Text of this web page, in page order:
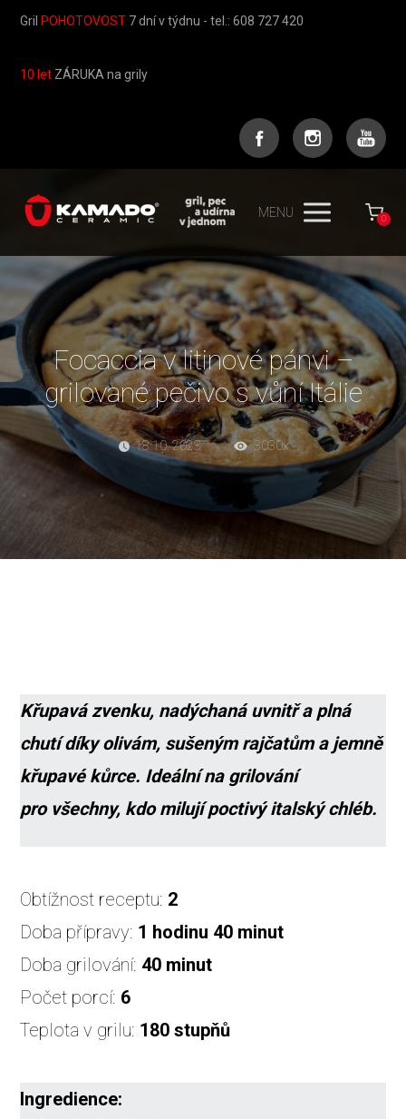
Gril POHOTOVOST 7 dní v týdnu - tel.: 608 727 420
10 let ZÁRUKA na grily
MENU 0
Focaccia v litinové pánvi –
grilované pečivo s vůní Itálie
18.10. 2023 3030x
Křupavá zvenku, nadýchaná uvnitř a plná
chutí díky olivám, sušeným rajčatům a jemně
křupavé kůrce. Ideální na grilování
pro všechny, kdo milují poctivý italský chléb.
Obtížnost receptu: 2
Doba přípravy: 1 hodinu 40 minut
Doba grilování: 40 minut
Počet porcí: 6
Teplota v grilu: 180 stupňů
Ingredience: